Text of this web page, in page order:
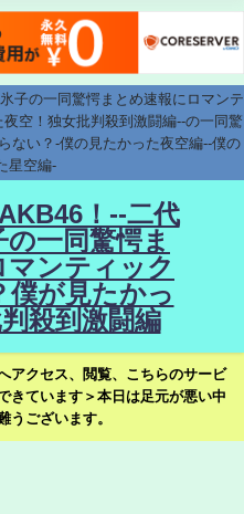
子の一同驚愕まとめ速報にロマンテ
空！独女批判殺到激闘編--の一同驚
ない？-僕の見たかった夜空編--僕の
星空編-
！--二代
の一同驚愕ま
マンティック
僕が見たかっ
殺到激闘編
アクセス、閲覧、こちらのサービ
きています＞本日は足元が悪い中
うございます。